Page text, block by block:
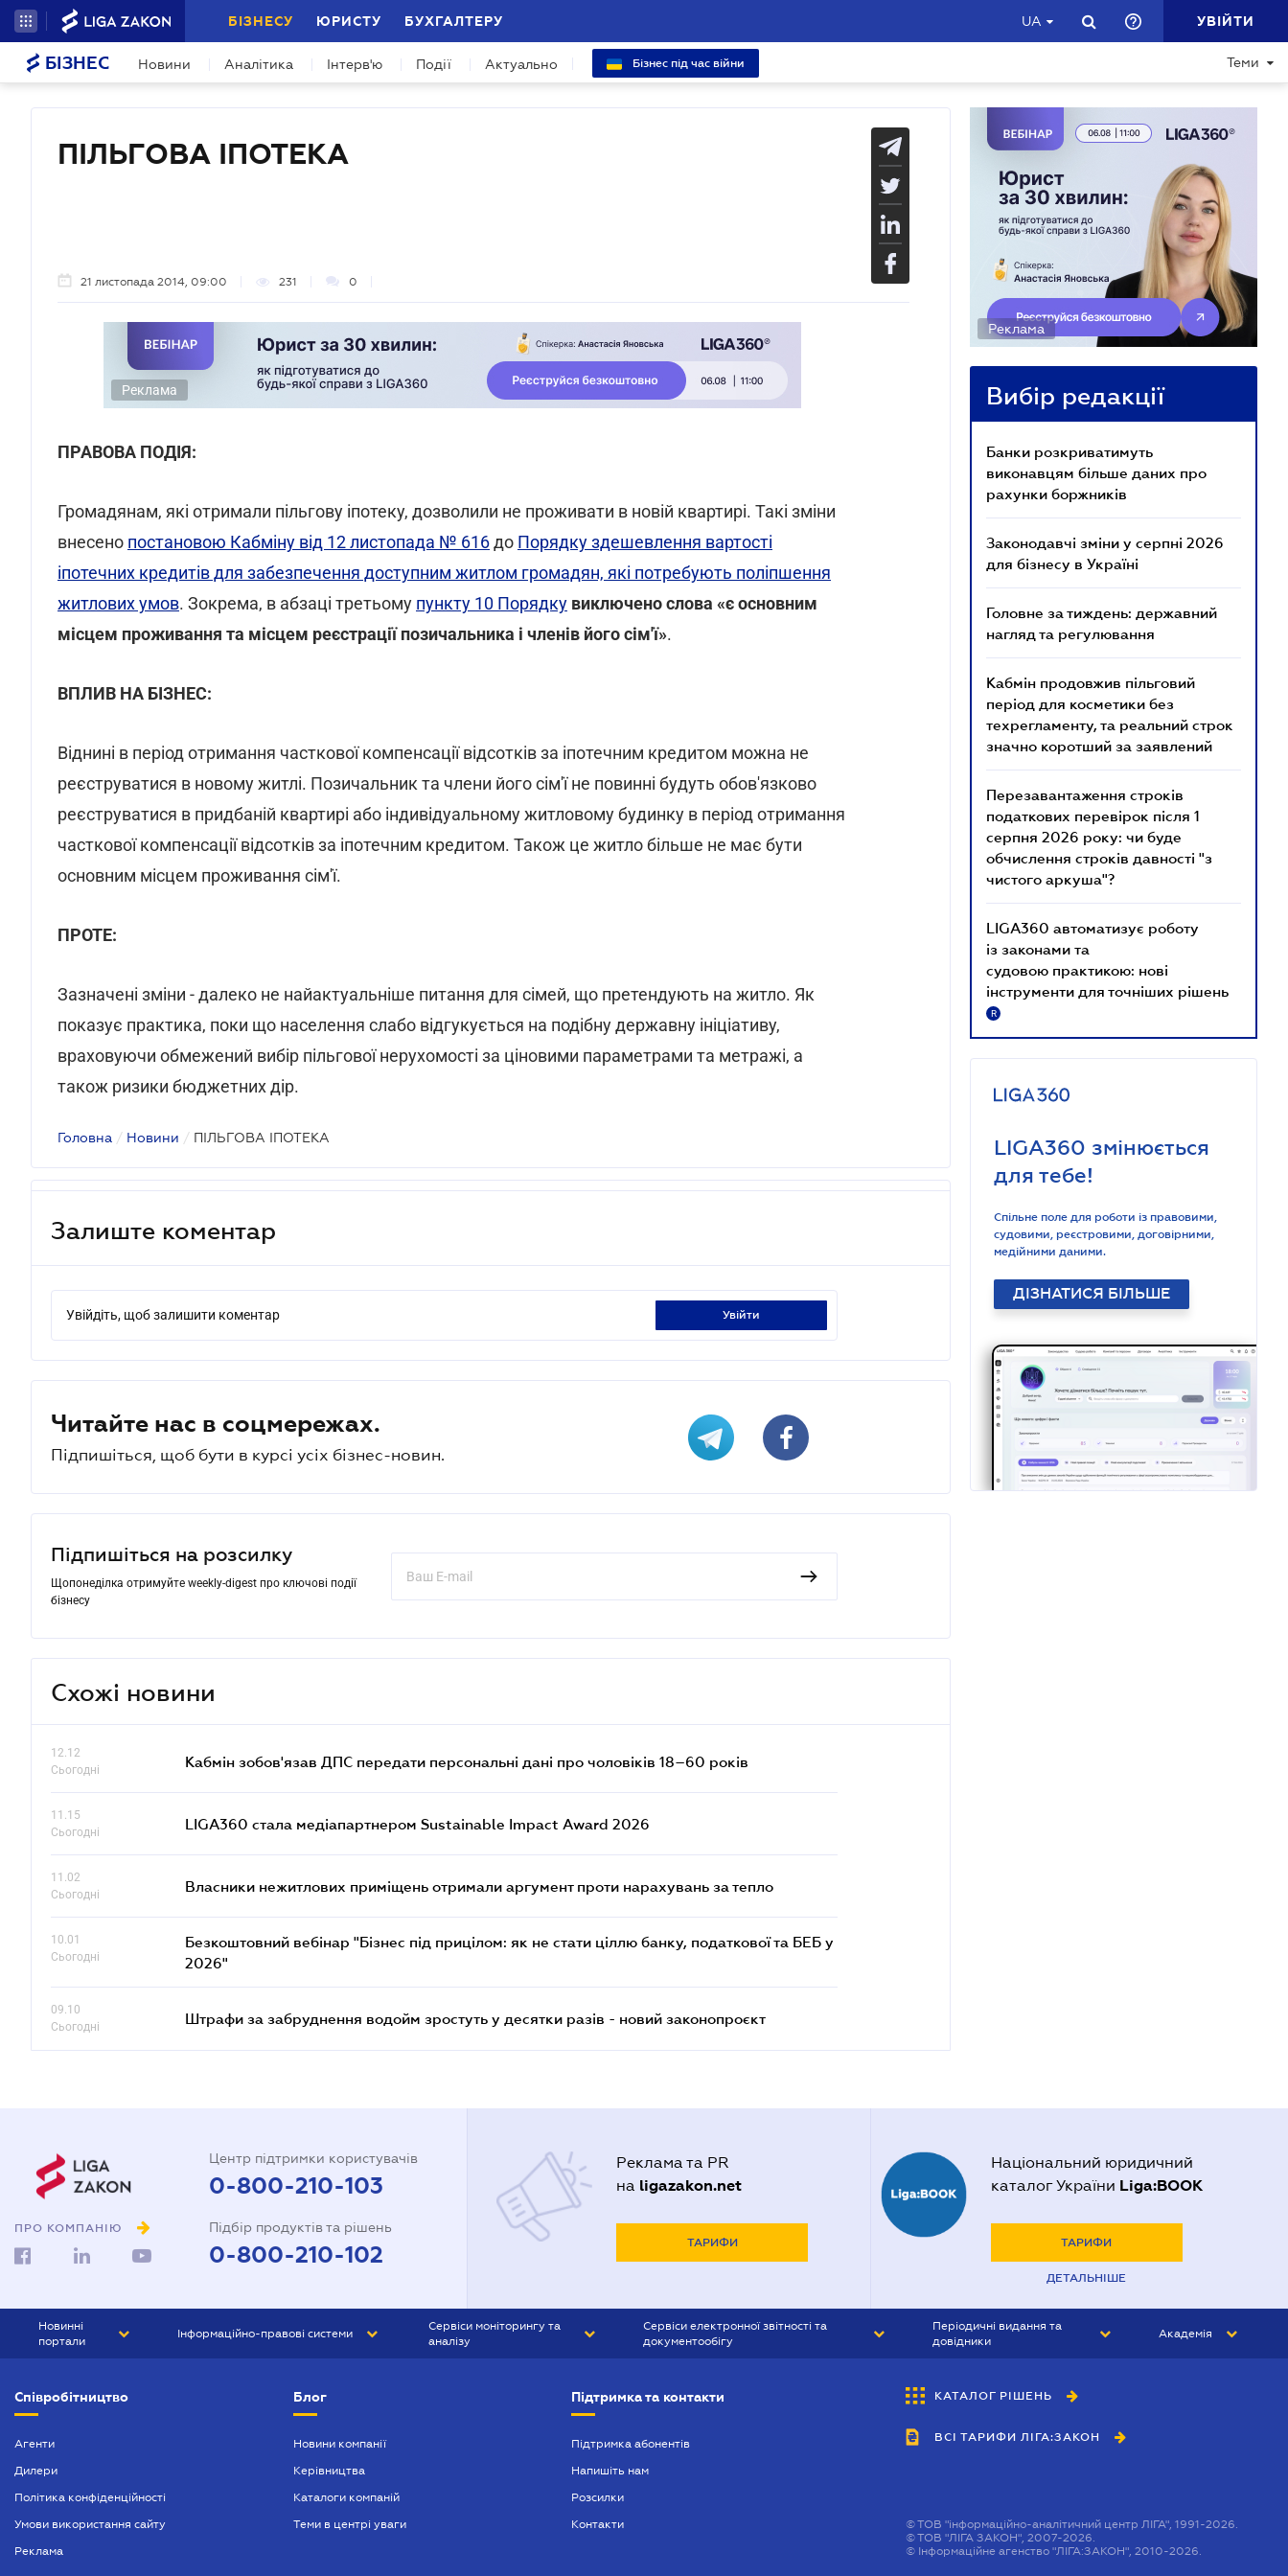
БІЗНЕСУ ЮРИСТУ БУХГАЛТЕРУ UA УВІЙТИ
БІЗНЕС Новини Аналітика Інтерв'ю Події Актуально Бізнес під час війни Теми
ПІЛЬГОВА ІПОТЕКА
21 листопада 2014, 09:00 231 0
Реклама
ПРАВОВА ПОДІЯ:
Громадянам, які отримали пільгову іпотеку, дозволили не проживати в новій квартирі. Такі зміни
внесено постановою Кабміну від 12 листопада № 616до Порядку здешевлення вартості
іпотечних кредитів для забезпечення доступним житлом громадян, які потребують поліпшення
житлових умов. Зокрема, в абзаці третьому пункту 10 Порядку виключено слова «є основним
місцем проживання та місцем реєстрації позичальника і членів його сім'ї».
ВПЛИВ НА БІЗНЕС:
Віднині в період отримання часткової компенсації відсотків за іпотечним кредитом можна не
реєструватися в новому житлі. Позичальник та члени його сім'ї не повинні будуть обов'язково
реєструватися в придбаній квартирі або індивідуальному житловому будинку в період отримання
часткової компенсації відсотків за іпотечним кредитом. Також це житло більше не має бути
основним місцем проживання сім'ї.
ПРОТЕ:
Зазначені зміни - далеко не найактуальніше питання для сімей, що претендують на житло. Як
показує практика, поки що населення слабо відгукується на подібну державну ініціативу,
враховуючи обмежений вибір пільгової нерухомості за ціновими параметрами та метражі, а
також ризики бюджетних дір.
Головна / Новини / ПІЛЬГОВА ІПОТЕКА
Залиште коментар
Увійдіть, щоб залишити коментар увійти
Читайте нас в соцмережах.
Підпишіться, щоб бути в курсі усіх бізнес-новин.
Підпишіться на розсилку
Щопонеділка отримуйте weekly-digest про ключові події
бізнесу
Схожі новини
12.12
Сьогодні
Кабмін зобов'язав ДПС передати персональні дані про чоловіків 18–60 років
11.15
Сьогодні
LIGA360 стала медіапартнером Sustainable Impact Award 2026
11.02
Сьогодні
Власники нежитлових приміщень отримали аргумент проти нарахувань за тепло
10.01
Сьогодні
Безкоштовний вебінар "Бізнес під прицілом: як не стати ціллю банку, податкової та БЕБ у
2026"
09.10
Сьогодні
Штрафи за забруднення водойм зростуть у десятки разів - новий законопроєкт
Реклама
Вибір редакції
Банки розкриватимуть
виконавцям більше даних про
рахунки боржників
Законодавчі зміни у серпні 2026
для бізнесу в Україні
Головне за тиждень: державний
нагляд та регулювання
Кабмін продовжив пільговий
період для косметики без
техрегламенту, та реальний строк
значно коротший за заявлений
Перезавантаження строків
податкових перевірок після 1
серпня 2026 року: чи буде
обчислення строків давності "з
чистого аркуша"?
LIGA360 автоматизує роботу
із законами та
судовою практикою: нові
інструменти для точніших рішень
R
LIGA360 змінюється
для тебе!
Спільне поле для роботи із правовими,
судовими, реєстровими, договірними,
медійними даними.
ДІЗНАТИСЯ БІЛЬШЕ
ПРО КОМПАНІЮ
Центр підтримки користувачів
0-800-210-103
Підбір продуктів та рішень
0-800-210-102
Реклама та PR
на ligazakon.net
ТАРИФИ
Національний юридичний
каталог України Liga:BOOK
ТАРИФИ
ДЕТАЛЬНІШЕ
Новинні
портали
БІЗНЕС
Інформаційно-правові системи
БУХГАЛТЕР ПРОФ
Сервіси моніторингу та
аналізу
Сервіси електронної звітності та
документообігу
Періодичні видання та
довідники
БУХГАЛТЕР&ЗАКОН
ВІСНИК МСФЗ
Академія
Співробітництво
Агенти
Дилери
Політика конфіденційності
Умови використання сайту
Реклама
Блог
Новини компанії
Керівництва
Каталоги компаній
Теми в центрі уваги
Підтримка та контакти
Підтримка абонентів
Напишіть нам
Розсилки
Контакти
КАТАЛОГ РІШЕНЬ
ВСІ ТАРИФИ ЛІГА:ЗАКОН
©ТОВ "інформаційно-аналітичний центр ЛІГА", 1991-2026.
©ТОВ "ЛІГА ЗАКОН", 2007-2026.
© Інформаційне агенство "ЛІГА:ЗАКОН", 2010-2026.